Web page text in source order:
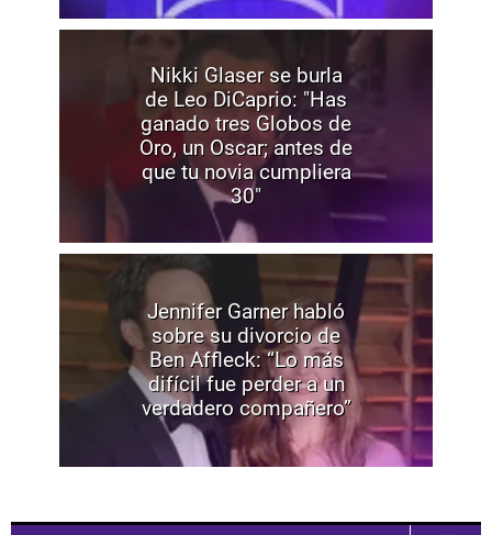
Nikki Glaser se burla
de Leo DiCaprio: "Has
ganado tres Globos de
Oro, un Oscar; antes de
que tu novia cumpliera
30"
Jennifer Garner habló
sobre su divorcio de
Ben Affleck: “Lo más
difícil fue perder a un
verdadero compañero”